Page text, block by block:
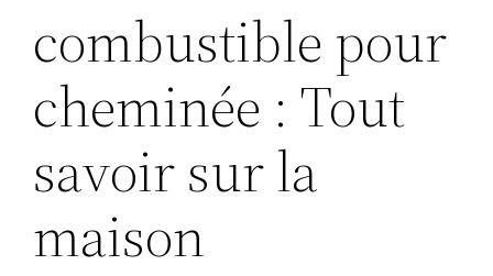
combustible pour
cheminée : Tout
savoir sur la
maison